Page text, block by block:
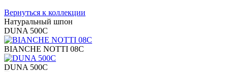
Вернуться к коллекции
Натуральный шпон
DUNA 500C
BIANCHE NOTTI 08C
DUNA 500C